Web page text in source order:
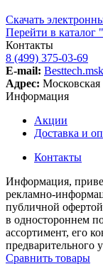
Скачать
Перейти в каталог
Контакты
8 (499) 375-03-69
E-mail:
Адрес:
Информация
Акции
Доставка и
Контакты
Информация,
рекламно-
публичной
в одностороннем
ассортимент, его
предварительного
Сравнить товары